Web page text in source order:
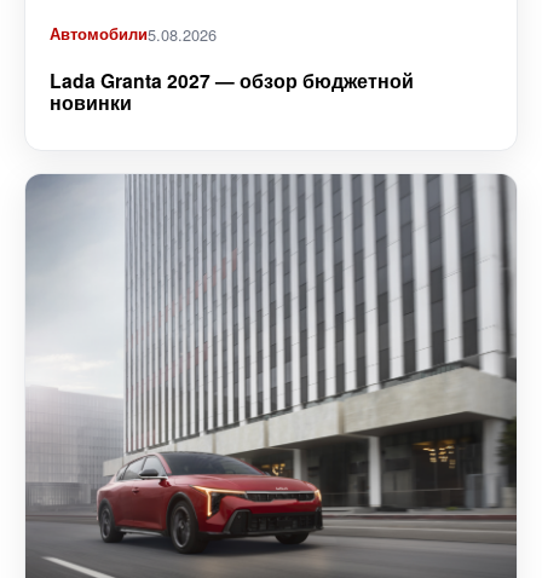
Автомобили5.08.2026
Lada Granta 2027 — обзор бюджетной
новинки